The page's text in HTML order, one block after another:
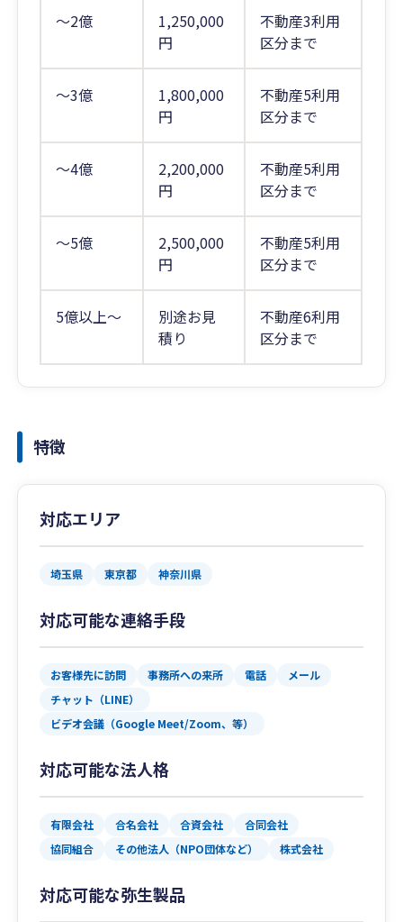
～2億
1,250,000
円
不動産3利用
区分まで
～3億
1,800,000
円
不動産5利用
区分まで
～4億
2,200,000
円
不動産5利用
区分まで
～5億
2,500,000
円
不動産5利用
区分まで
5億以上～
別途お見
積り
不動産6利用
区分まで
特徴
対応エリア
埼玉県 東京都 神奈川県
対応可能な連絡手段
お客様先に訪問 事務所への来所 電話
メール
チャット（LINE）
ビデオ会議（Google Meet/Zoom、等）
対応可能な法人格
有限会社 合名会社 合資会社
合同会社
協同組合
その他法人（NPO団体など） 株式会社
対応可能な弥生製品